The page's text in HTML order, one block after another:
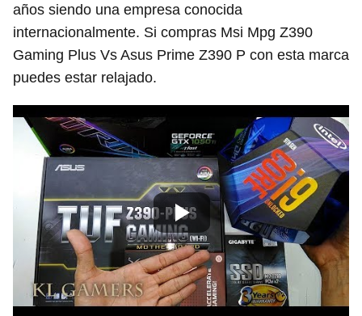
años siendo una empresa conocida
internacionalmente. Si compras Msi Mpg Z390
Gaming Plus Vs Asus Prime Z390 P con esta marca
puedes estar relajado.